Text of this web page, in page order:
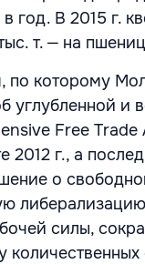
год. В 2015 г.
т. ‒ на
которому
углубленной и
Free
г., а
о
силы,